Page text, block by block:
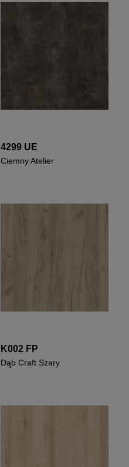
4299 UE
Ciemny Atelier
K002 FP
Dąb Craft Szary